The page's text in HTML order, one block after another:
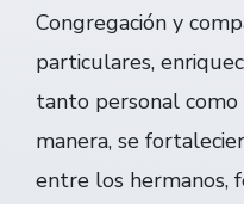
Congregación y
particulares,
tanto personal
manera, se
entre los hermanos,